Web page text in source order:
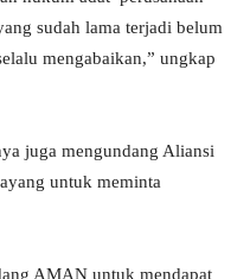
sudah lama terjadi belum
mengabaikan,” ungkap
juga mengundang Aliansi
untuk meminta
AMAN untuk mendapat